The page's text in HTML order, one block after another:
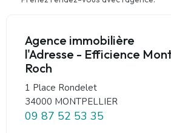
Agence immobilière
l'Adresse - Efficience
Roch
1 Place Rondelet
34000 MONTPELLIER
09 87 52 53 35